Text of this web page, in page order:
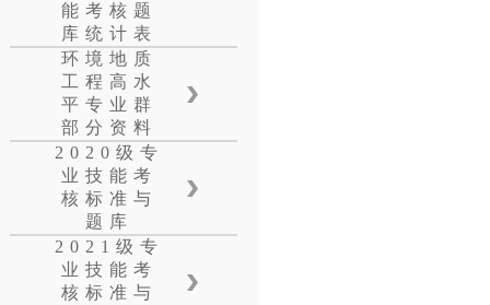
能考核题
库统计表
环境地质
工程高水
平专业群
部分资料
2020级专
业技能考
核标准与
题库
2021级专
业技能考
核标准与